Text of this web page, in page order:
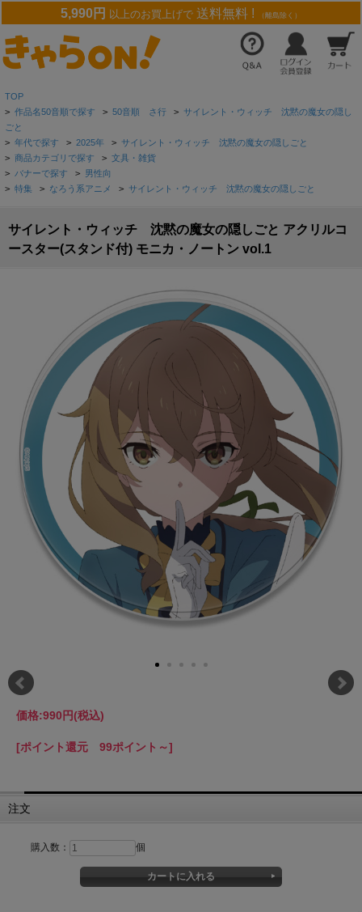
5,990円 以上のお買上げで 送料無料 ! （離島除く）
TOP
> 作品名50音順で探す > 50音順 さ行 > サイレント・ウィッチ 沈黙の魔女の隠し
ごと
> 年代で探す > 2025年 > サイレント・ウィッチ 沈黙の魔女の隠しごと
> 商品カテゴリで探す > 文具・雑貨
> バナーで探す > 男性向
> 特集 > なろう系アニメ > サイレント・ウィッチ 沈黙の魔女の隠しごと
サイレント・ウィッチ 沈黙の魔女の隠しごと アクリルコ
ースター(スタンド付) モニカ・ノートン vol.1
価格:990円(税込)
[ポイント還元 99ポイント～]
注文
購入数： 個